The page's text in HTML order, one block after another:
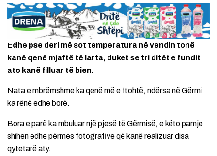
Edhe pse deri më sot temperatura në vendin tonë
kanë qenë mjaftë të larta, duket se tri ditët e fundit
ato kanë filluar të bien.
Nata e mbrëmshme ka qenë më e ftohtë, ndërsa në Gërmi
ka rënë edhe borë.
Bora e parë ka mbuluar një pjesë të Gërmisë, e këto pamje
shihen edhe përmes fotografive që kanë realizuar disa
qytetarë aty.